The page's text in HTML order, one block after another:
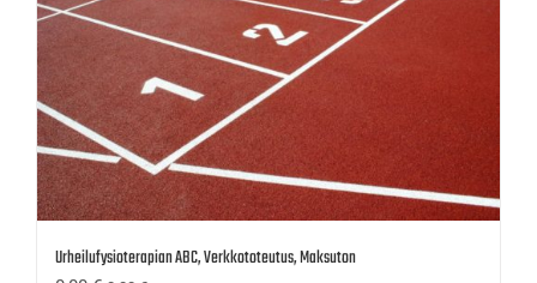
Urheilufysioterapian ABC, Verkkototeutus, Maksuton